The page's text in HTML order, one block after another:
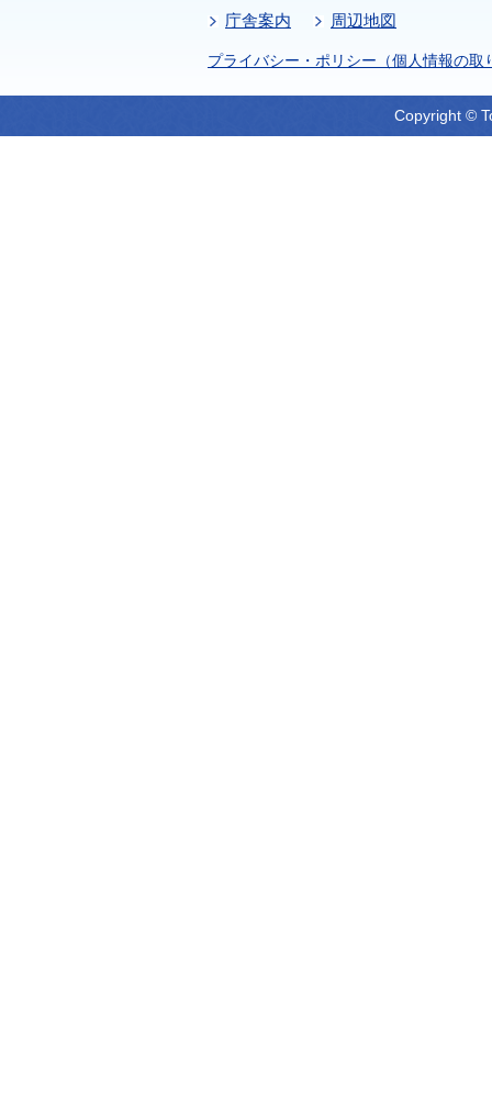
庁舎案内
周辺地図
プライバシー・ポリシー（個人情報の取
Copyright ©